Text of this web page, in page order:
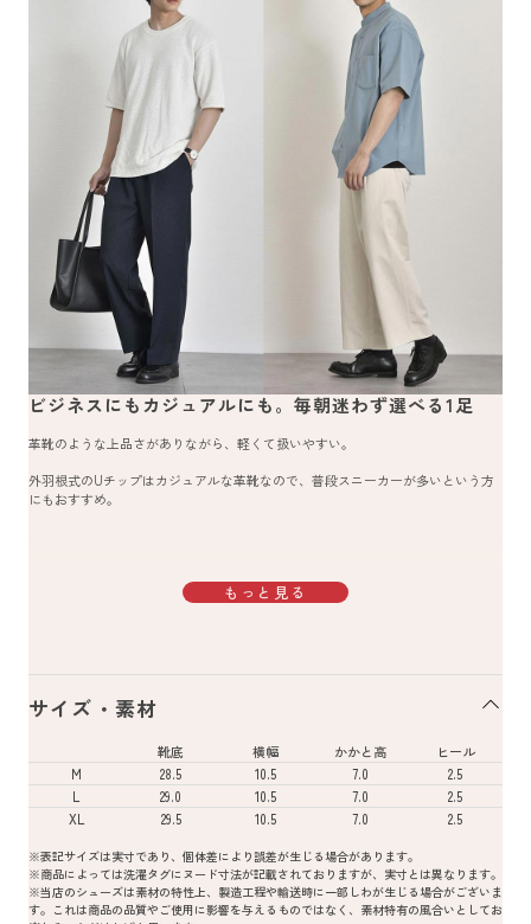
ビジネスにもカジュアルにも。毎朝迷わず選べる1足
革靴のような上品さがありながら、軽くて扱いやすい。
外羽根式のUチップはカジュアルな革靴なので、普段スニーカーが多いという方
にもおすすめ。
もっと見る
サイズ・素材
靴底 横幅 かかと高
ヒール
M
28.5 10.5 7.0
2.5
L
29.0 10.5 7.0
2.5
XL
29.5 10.5 7.0 2.5
※表記サイズは実寸であり、個体差により誤差が生じる場合があります。
※商品によっては洗濯タグにヌード寸法が記載されておりますが、実寸とは異なります。
※当店のシューズは素材の特性上、製造工程や輸送時に一部しわが生じる場合がございま
す。これは商品の品質やご使用に影響を与えるものではなく、素材特有の風合いとしてお